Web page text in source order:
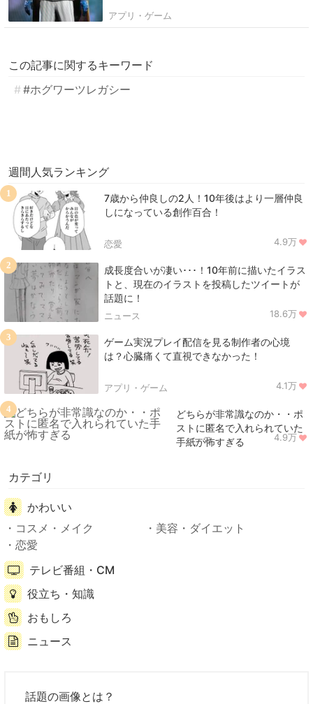
アプリ・ゲーム
この記事に関するキーワード
#ホグワーツレガシー
週間人気ランキング
7歳から仲良しの2人！10年後はより一層仲良
しになっている創作百合！
恋愛 4.9万
1
成長度合いが凄い･･･！10年前に描いたイラス
トと、現在のイラストを投稿したツイートが
話題に！
ニュース 18.6万
2
ゲーム実況プレイ配信を見る制作者の心境
は？心臓痛くて直視できなかった！
アプリ・ゲーム 4.1万
3
どちらが非常識なのか・・ポ
ストに匿名で入れられていた
手紙が怖すぎる
ニュース 4.9万
4
カテゴリ
かわいい
コスメ・メイク
美容・ダイエット
恋愛
テレビ番組・CM
役立ち・知識
おもしろ
ニュース
話題の画像とは？